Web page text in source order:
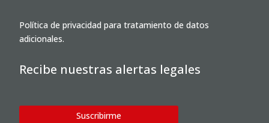
Política de privacidad para tratamiento de datos
adicionales.
Recibe nuestras alertas legales
Suscribirme